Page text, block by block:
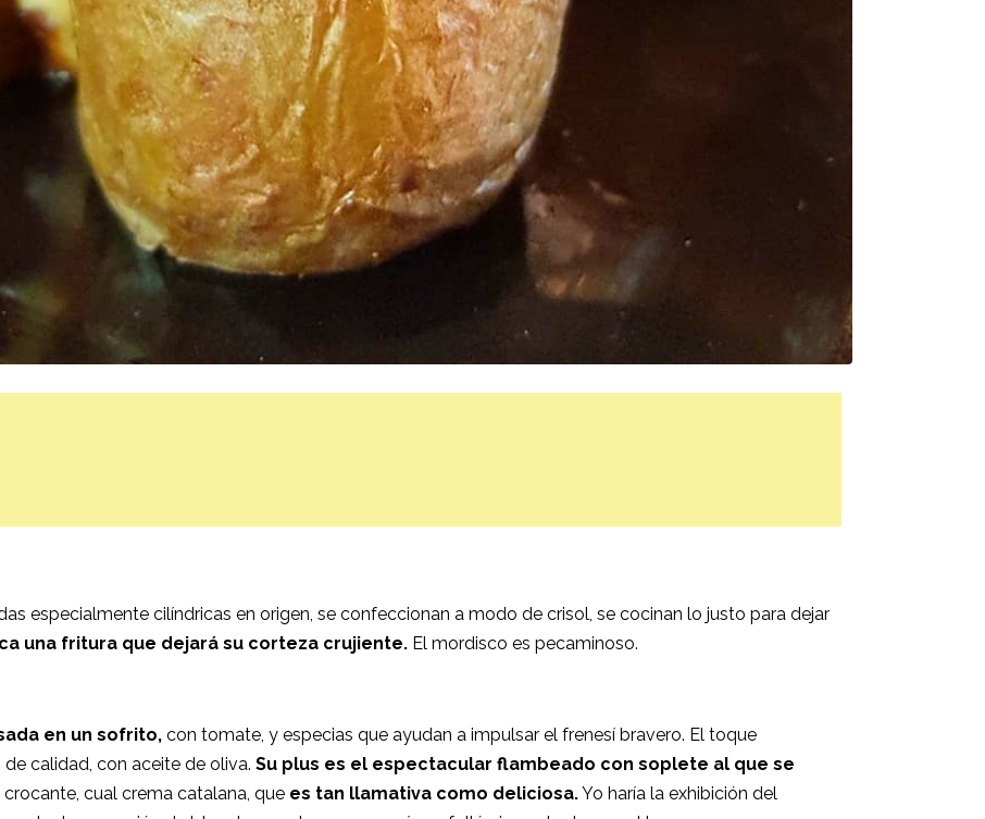
especialmente cilíndricas en origen, se confeccionan a modo de crisol, se cocinan lo justo para dejar
una fritura que dejará su corteza crujiente. El mordisco es pecaminoso.
en un sofrito, con tomate, y especias que ayudan a impulsar el frenesí bravero. El toque
calidad, con aceite de oliva. Su plus es el espectacular flambeado con soplete al que se
cual crema catalana, que es tan llamativa como deliciosa.Yo haría la exhibición del